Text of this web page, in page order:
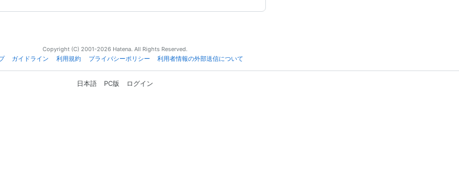
Copyright (C) 2001-2026 Hatena. All Rights Reserved.
ガイドライン 利用規約 プライバシーポリシー 利用者情報の外部送信について
日本語 PC版 ログイン